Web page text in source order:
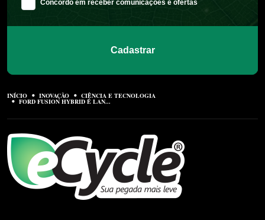
Concordo em receber comunicações e ofertas
Cadastrar
INÍCIO INOVAÇÃO CIÊNCIA E TECNOLOGIA
FORD FUSION HYBRID É LAN...